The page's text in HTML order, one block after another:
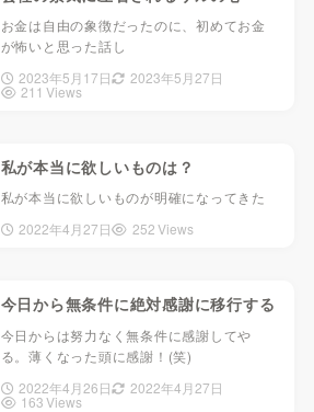
お金は自由の象徴だったのに、初めてお金
が怖いと思った話し
2023年5月17日
2023年5月27日
211 Views
私が本当に欲しいものは？
私が本当に欲しいものが明確になってきた
2022年4月27日
252 Views
今日から無条件に絶対感謝に移行する
今日からは努力なく無条件に感謝してや
る。薄くなった頭に感謝！(笑)
2022年4月26日
2022年4月27日
163 Views